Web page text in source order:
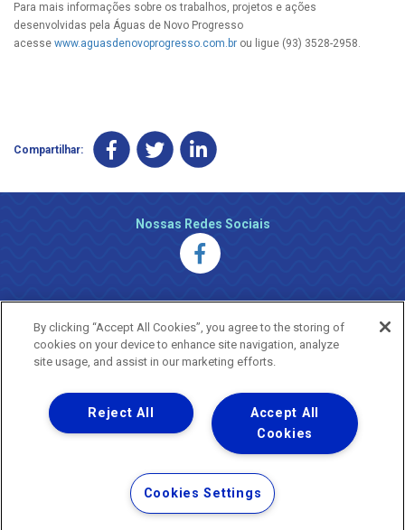
Para mais informações sobre os trabalhos, projetos e ações
desenvolvidas pela Águas de Novo Progresso
acesse www.aguasdenovoprogresso.com.br ou ligue (93) 3528-2958.
Compartilhar:
Nossas Redes Sociais
Uma empresa
Copyright ® 2026 - Todos os Direitos Reservados.
Nossa natureza movimenta a vida
Termos Gerais de Uso de Sites e Aplicativos
Política de Privacidade e Proteção de Dados
By clicking “Accept All Cookies”, you agree to the storing of
cookies on your device to enhance site navigation, analyze
site usage, and assist in our marketing efforts.
Accept All
Cookies
Reject All
Cookies Settings